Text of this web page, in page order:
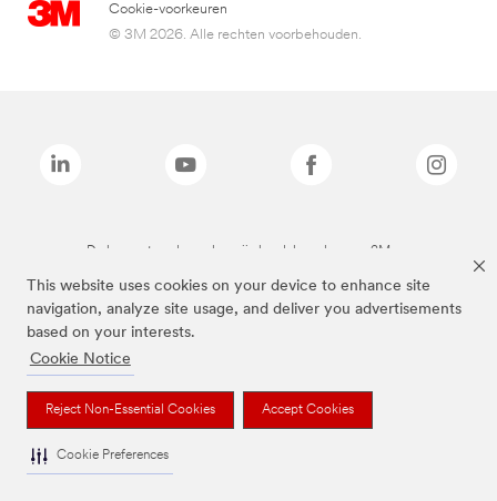
This website uses cookies on your device to enhance site
navigation, analyze site usage, and deliver you advertisements
based on your interests.
Cookie Notice
Reject Non-Essential Cookies Accept Cookies
Cookie Preferences
Cookie-voorkeuren
© 3M 2026. Alle rechten voorbehouden.
De bovenstaande merken zijn handelsmerken van 3M.we